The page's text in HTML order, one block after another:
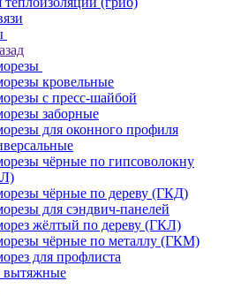
кровельные
с пресс-шайбой
заборные
для оконного профиля
чёрные по гипсоволокну
чёрные по дереву (ГКД)
для сэндвич-панелей
жёлтый по дереву (ГКЛ)
чёрные по металлу (ГКМ)
для профлиста
вытяжные